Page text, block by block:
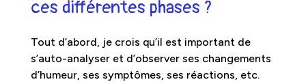
ces différentes phases ?
Tout d’abord, je crois qu’il est important de
s’auto-analyser et d’observer ses changements
d’humeur, ses symptômes, ses réactions, etc.